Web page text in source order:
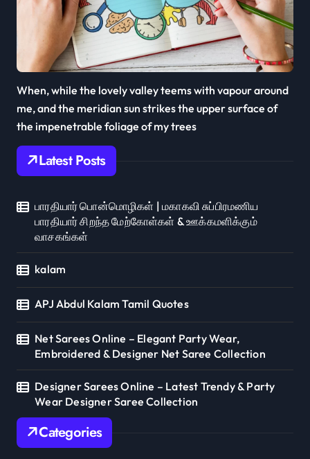
When, while the lovely valley teems with vapour around
me, and the meridian sun strikes the upper surface of
the impenetrable foliage of my trees
Latest Posts
பாரதியார் பொன்மொழிகள் | மகாகவி சுப்பிரமணிய
பாரதியார் சிறந்த மேற்கோள்கள் & ஊக்கமளிக்கும்
வாசகங்கள்
kalam
APJ Abdul Kalam Tamil Quotes
Net Sarees Online – Elegant Party Wear,
Embroidered & Designer Net Saree Collection
Designer Sarees Online – Latest Trendy & Party
Wear Designer Saree Collection
Categories